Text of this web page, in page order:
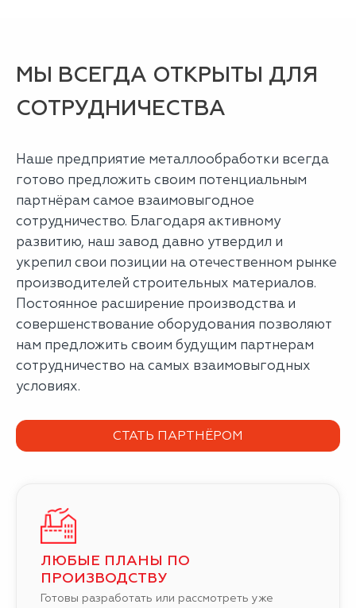
МЫ ВСЕГДА ОТКРЫТЫ ДЛЯ
СОТРУДНИЧЕСТВА
Наше предприятие металлообработки всегда
готово предложить своим потенциальным
партнёрам самое взаимовыгодное
сотрудничество. Благодаря активному
развитию, наш завод давно утвердил и
укрепил свои позиции на отечественном рынке
производителей строительных материалов.
Постоянное расширение производства и
совершенствование оборудования позволяют
нам предложить своим будущим партнерам
сотрудничество на самых взаимовыгодных
условиях.
СТАТЬ ПАРТНЁРОМ
ЛЮБЫЕ ПЛАНЫ ПО
ПРОИЗВОДСТВУ
Готовы разработать или рассмотреть уже